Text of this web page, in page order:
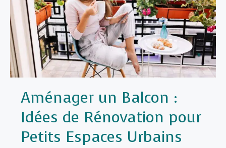
de
Rénovation
pour
Enfants
et
Ados
Aménager un Balcon :
Idées de Rénovation pour
Petits Espaces Urbains